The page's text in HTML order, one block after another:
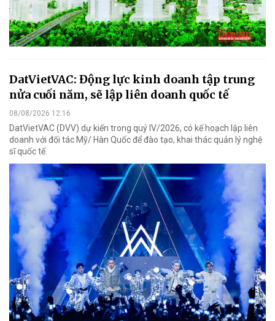
DatVietVAC: Động lực kinh doanh tập trung
nửa cuối năm, sẽ lập liên doanh quốc tế
08/08/2026 12:16
DatVietVAC (DVV) dự kiến trong quý IV/2026, có kế hoạch lập liên
doanh với đối tác Mỹ/ Hàn Quốc để đào tạo, khai thác quản lý nghệ
sĩ quốc tế.